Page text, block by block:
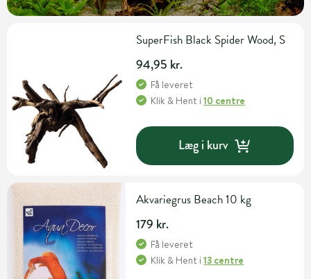
SuperFish Black Spider Wood, S
94,95 kr.
Få leveret
Klik & Hent i10 centre
Læg i kurv
Akvariegrus Beach 10 kg
179 kr.
Få leveret
Klik & Hent i13 centre